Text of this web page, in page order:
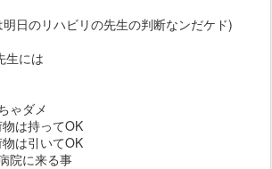
日のリハビリの先生の判断なンだケド)
生には
ゃダメ
は持ってOK
は引いてOK
院に来る事